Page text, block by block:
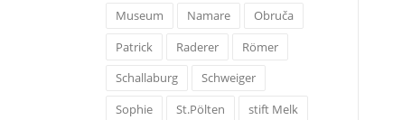
Museum
Namare
Obruča
Patrick
Raderer
Römer
Schallaburg
Schweiger
Sophie
St.Pölten
stift Melk